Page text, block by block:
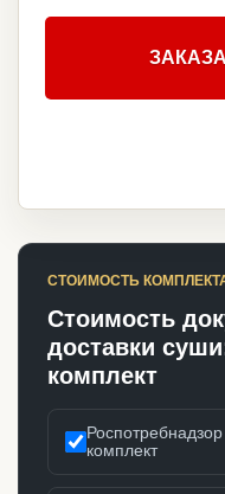
СТОИМОСТЬ
Стоимость
доставки
комплект
комплект